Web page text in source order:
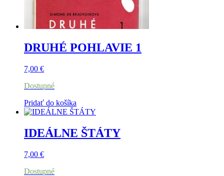
DRUHÉ POHLAVIE 1
7,00 €
Dostupné
Pridať do košíka
IDEÁLNE ŠTÁTY
7,00 €
Dostupné